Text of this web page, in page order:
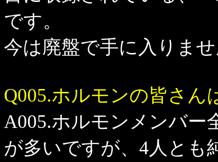
です。
今は廃盤で手に入りま
Q005.ホルモンの皆さん
A005.ホルモンメンバー
が多いですが、4人とも